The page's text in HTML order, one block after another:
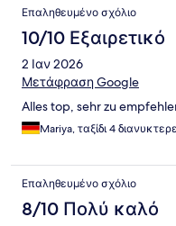
Επαληθευμένο σχόλιο
10/10 Εξαιρετικό
2 Ιαν 2026
Μετάφραση Google
Alles top, sehr zu
Mariya, ταξίδι 4
Επαληθευμένο σχόλιο
8/10 Πολύ καλό